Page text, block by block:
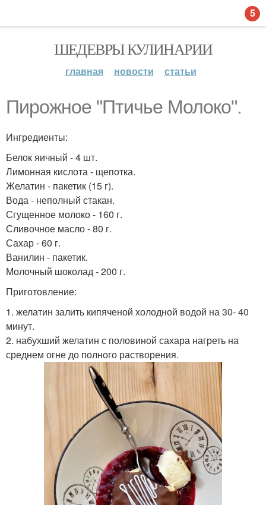
ШЕДЕВРЫ КУЛИНАРИИ
главная новости статьи
Пирожное "Птичье Молоко".
Ингредиенты:
Белок яичный - 4 шт.
Лимонная кислота - щепотка.
Желатин - пакетик (15 г).
Вода - неполный стакан.
Сгущенное молоко - 160 г.
Сливочное масло - 80 г.
Сахар - 60 г.
Ванилин - пакетик.
Молочный шоколад - 200 г.
Приготовление:
1. желатин залить кипяченой холодной водой на 30- 40
минут.
2. набухший желатин с половиной сахара нагреть на
среднем огне до полного растворения.
5